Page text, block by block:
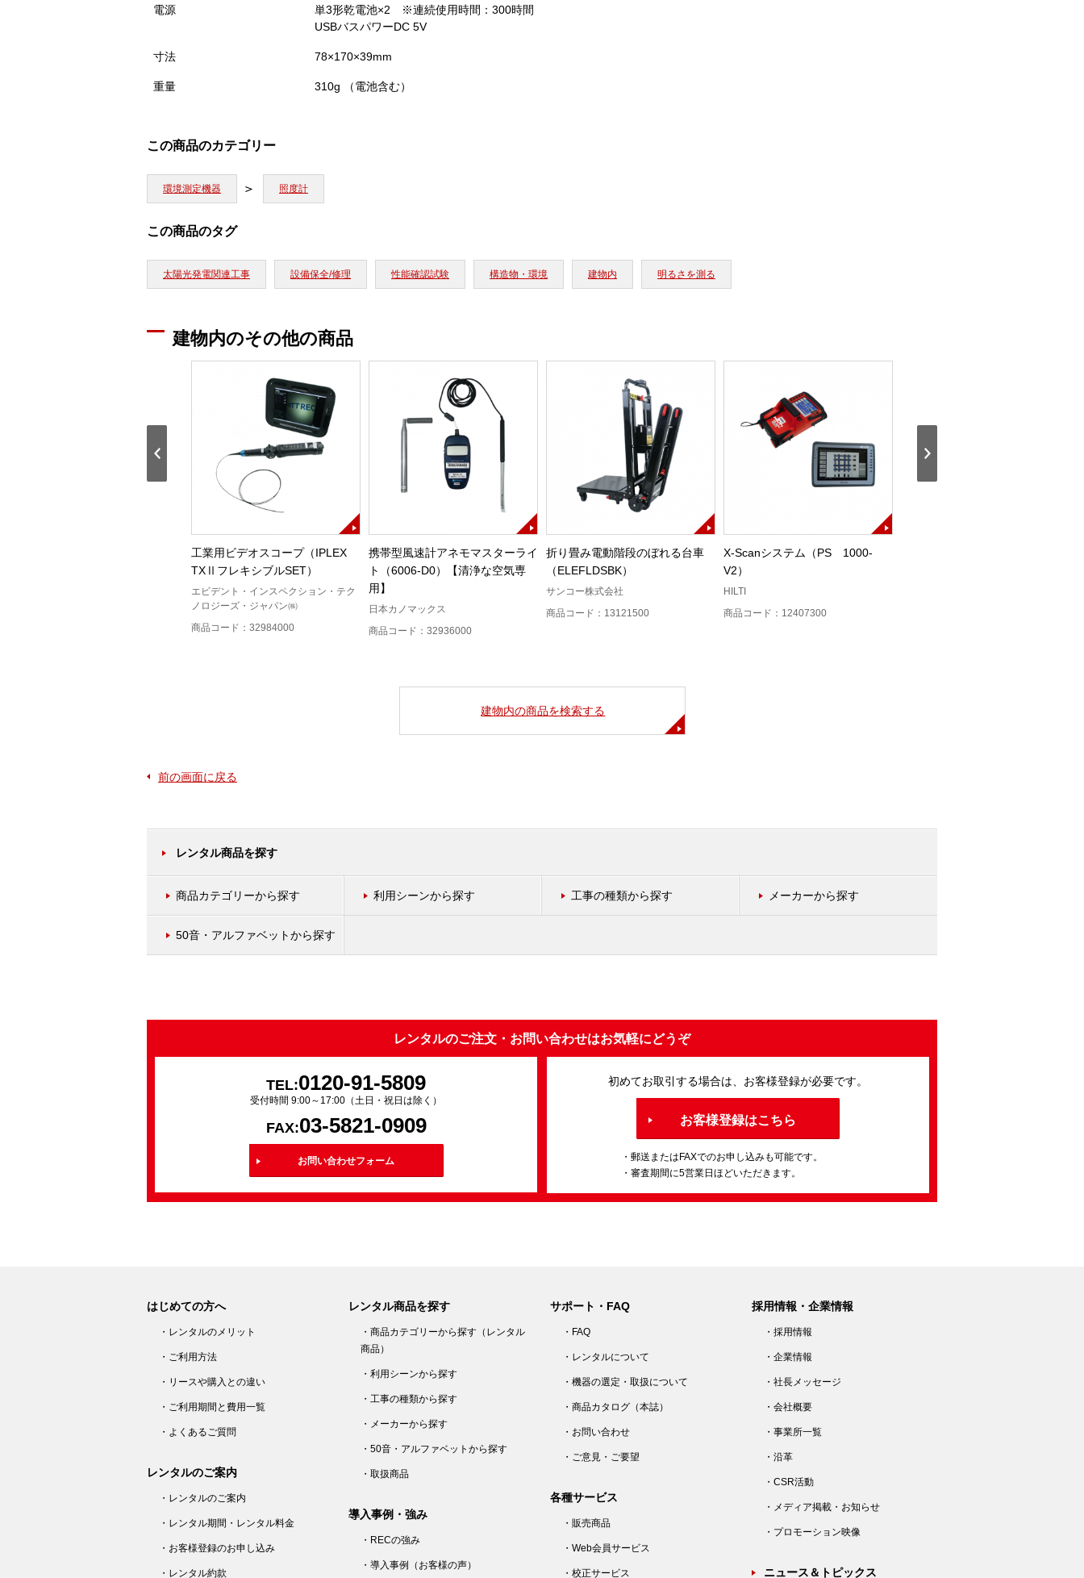
電源
単3形乾電池×2 ※連続使用時間：300時間
USBバスパワーDC 5V
寸法 78×170×39mm
重量 310g （電池含む）
この商品のカテゴリー
環境測定機器 照度計
この商品のタグ
太陽光発電関連工事 設備保全/修理 性能確認試験 構造物・環境 建物内 明るさを測る
建物内のその他の商品
工業用ビデオスコープ（IPLEX
TXⅡフレキシブルSET）
エビデント・インスペクション・テク
ノロジーズ・ジャパン㈱
商品コード：32984000
携帯型風速計アネモマスターライ
ト（6006-D0）【清浄な空気専
用】
日本カノマックス
商品コード：32936000
折り畳み電動階段のぼれる台車
（ELEFLDSBK）
サンコー株式会社
商品コード：13121500
X-Scanシステム（PS 1000-
V2）
HILTI
商品コード：12407300
建物内の商品を検索する
前の画面に戻る
レンタル商品を探す
商品カテゴリーから探す 利用シーンから探す 工事の種類から探す メーカーから探す
50音・アルファベットから探す
レンタルのご注文・お問い合わせはお気軽にどうぞ
TEL:0120-91-5809
受付時間 9:00～17:00（土日・祝日は除く）
FAX:03-5821-0909
お問い合わせフォーム
初めてお取引する場合は、お客様登録が必要です。
お客様登録はこちら
・郵送またはFAXでのお申し込みも可能です。
・審査期間に5営業日ほどいただきます。
はじめての方へ
・レンタルのメリット
・ご利用方法
・リースや購入との違い
・ご利用期間と費用一覧
・よくあるご質問
レンタルのご案内
・レンタルのご案内
・レンタル期間・レンタル料金
・お客様登録のお申し込み
・レンタル約款
レンタル商品を探す
・商品カテゴリーから探す（レンタル
商品）
・利用シーンから探す
・工事の種類から探す
・メーカーから探す
・50音・アルファベットから探す
・取扱商品
導入事例・強み
・RECの強み
・導入事例（お客様の声）
サポート・FAQ
・FAQ
・レンタルについて
・機器の選定・取扱について
・商品カタログ（本誌）
・お問い合わせ
・ご意見・ご要望
各種サービス
・販売商品
・Web会員サービス
・校正サービス
採用情報・企業情報
・採用情報
・企業情報
・社長メッセージ
・会社概要
・事業所一覧
・沿革
・CSR活動
・メディア掲載・お知らせ
・プロモーション映像
ニュース＆トピックス